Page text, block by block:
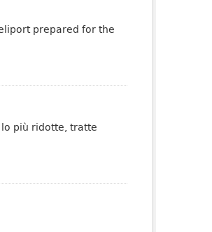
prepared for the
più ridotte, tratte